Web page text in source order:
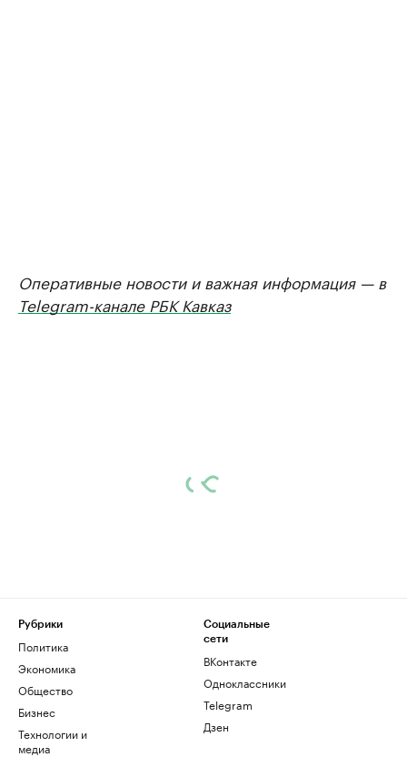
Оперативные новости и важная информация — в
Telegram-канале РБК Кавказ
Рубрики
Политика
Экономика
Общество
Бизнес
Технологии и
медиа
Социальные
сети
ВКонтакте
Одноклассники
Telegram
Дзен